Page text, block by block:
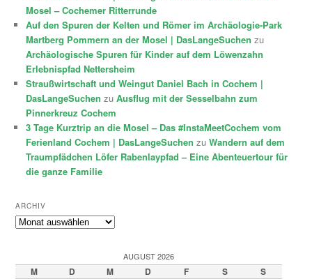
Mosel – Cochemer Ritterrunde
Auf den Spuren der Kelten und Römer im Archäologie-Park
Martberg Pommern an der Mosel | DasLangeSuchen zu
Archäologische Spuren für Kinder auf dem Löwenzahn
Erlebnispfad Nettersheim
Straußwirtschaft und Weingut Daniel Bach in Cochem |
DasLangeSuchen zuAusflug mit der Sesselbahn zum
Pinnerkreuz Cochem
3 Tage Kurztrip an die Mosel – Das #InstaMeetCochem vom
Ferienland Cochem | DasLangeSuchen zuWandern auf dem
Traumpfädchen Löfer Rabenlaypfad – Eine Abenteuertour für
die ganze Familie
ARCHIV
Archiv
AUGUST 2026
M D M D F S S